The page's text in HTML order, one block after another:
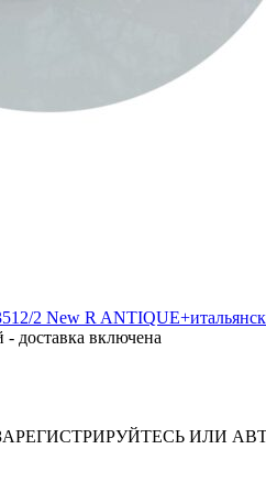
2 New R
доставка включена
ИЛИ